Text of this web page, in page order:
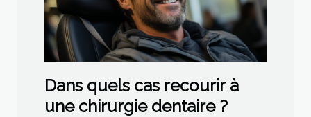
Dans quels cas recourir à
une chirurgie dentaire ?